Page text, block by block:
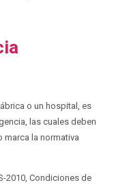
o un hospital, es
las cuales deben
la normativa
2010, Condiciones de